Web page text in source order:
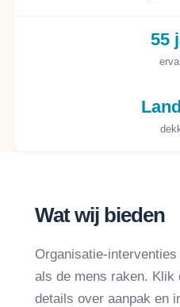
55
Wat wij bieden
Organisatie-
als de mens raken. Klik
details over aanpak en